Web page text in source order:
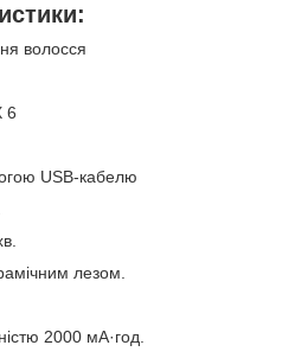
волосся
6
USB-кабелю
лезом.
2000 мА·год.